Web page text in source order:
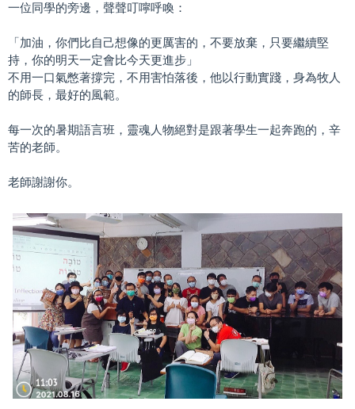
一位同學的旁邊，聲聲叮嚀呼喚：
「加油，你們比自己想像的更厲害的，不要放棄，只要繼續堅
持，你的明天一定會比今天更進步」
不用一口氣憋著撐完，不用害怕落後，他以行動實踐，身為牧人
的師長，最好的風範。
每一次的暑期語言班，靈魂人物絕對是跟著學生一起奔跑的，辛
苦的老師。
老師謝謝你。